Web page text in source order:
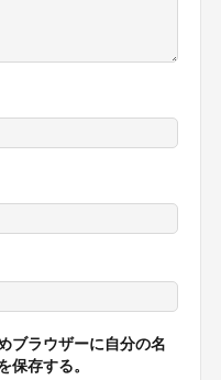
ブラウザーに自分の名
保存する。